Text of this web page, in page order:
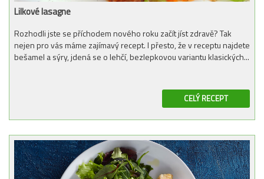
Lilkové lasagne
Rozhodli jste se příchodem nového roku začít jíst zdravě? Tak
nejen pro vás máme zajímavý recept. I přesto, že v receptu najdete
bešamel a sýry, jdená se o lehčí, bezlepkovou variantu klasických...
CELÝ RECEPT